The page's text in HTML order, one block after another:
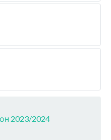
2023/2024